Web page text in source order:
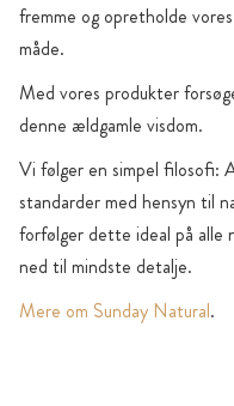
fremme og opretholde
måde.
Med vores produkter
denne ældgamle visdom.
Vi følger en simpel filosofi:
standarder med hensyn til
forfølger dette ideal på alle
ned til mindste detalje.
Mere om Sunday Natural.